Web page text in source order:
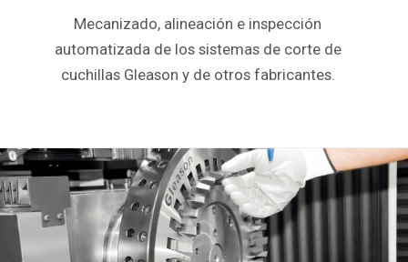
Mecanizado, alineación e inspección
automatizada de los sistemas de corte de
cuchillas Gleason y de otros fabricantes.